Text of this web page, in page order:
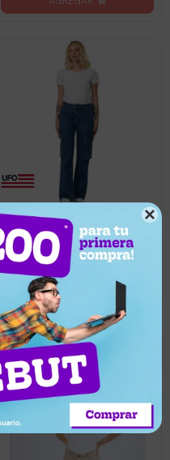

UYU 1.435
3.587 60
UYU 1.363
Pantalon Cargo UFO Callie
Azul - Azul
Llega en 2 horas